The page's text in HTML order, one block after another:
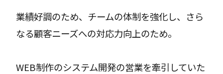
業績好調のため、チームの体制を強化し、さら
なる顧客ニーズへの対応力向上のため。
WEB制作のシステム開発の営業を牽引していた